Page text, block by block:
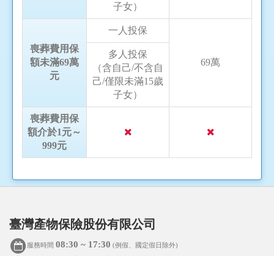
子女）
喪葬費用保
額未滿69萬
元
一人投保
69萬
多人投保
（含自己/不含自
己/僅限未滿15歲
子女）
喪葬費用保
額介於1元～
999元
臺灣產物保險股份有限公司
服務時間08:30 ~ 17:30 (例假、國定假日除外)